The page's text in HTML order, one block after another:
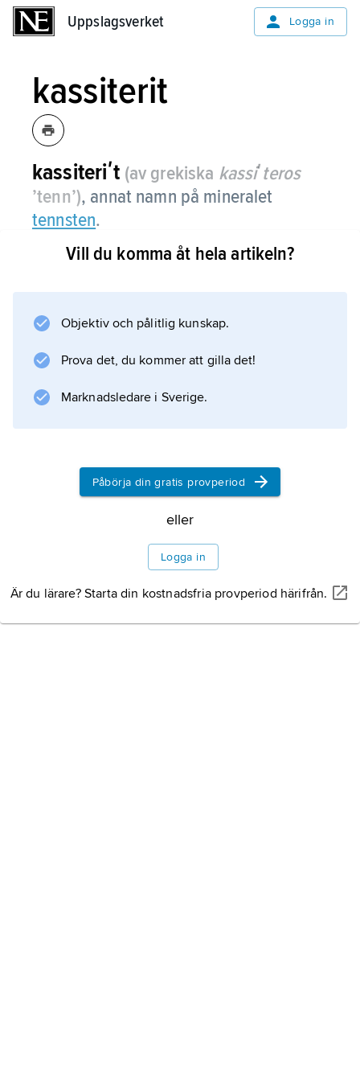
Uppslagsverket Logga in
kassiterit
kassiteriʹt (av grekiska kassiʹteros
’tenn’), annat namn på mineralet
tennsten.
Information om artikeln
Vill du komma åt hela artikeln?
Objektiv och pålitlig kunskap.
Prova det, du kommer att gilla det!
Marknadsledare i Sverige.
Påbörja din gratis provperiod
eller
Logga in
Är du lärare? Starta din kostnadsfria provperiod härifrån.